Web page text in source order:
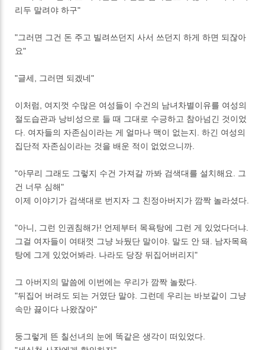
리두 말려야 하구"
"그러면 그건 돈 주고 빌려쓰던지 사서 쓰던지 하게 하면 되잖아
요"
"글세, 그러면 되겠네"
이처럼, 여지껏 수많은 여성들이 수건의 남녀차별이유를 여성의
절도습관과 낭비성으로 들 때 그대로 수긍하고 참아넘긴 것이었
다. 여자들의 자존심이라는 게 얼마나 맥이 없는지. 하긴 여성의
집단적 자존심이라는 것을 배운 적이 없었으니까.
"아무리 그래도 그렇지 수건 가져갈 까봐 검색대를 설치해요. 그
건 너무 심해"
이제 이야기가 검색대로 번지자 그 친정아버지가 깜짝 놀라셨다.
"아니, 그런 인권침해가! 언제부터 목욕탕에 그런 게 있었다더냐.
그걸 여자들이 여태껏 그냥 놔뒀단 말이야. 말도 안 돼. 남자목욕
탕에 그게 있었어봐라. 나라도 당장 뒤집어버리지"
그 아버지의 말씀에 이번에는 우리가 깜짝 놀랐다.
"뒤집어 버려도 되는 거였단 말야. 그런데 우리는 바보같이 그냥
속만 끓이다 나왔잖아"
둥그렇게 뜬 칠선녀의 눈에 똑같은 생각이 떠있었다.